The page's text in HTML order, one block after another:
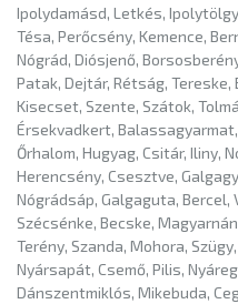
Ipolydamásd, Letkés,
Tésa, Perőcsény, Kemence,
Nógrád, Diósjenő,
Patak, Dejtár, Rétság, Tereske,
Kisecset, Szente, Szátok,
Érsekvadkert,
Őrhalom, Hugyag, Csitár, Iliny,
Herencsény, Csesztve,
Nógrádsáp, Galgaguta, Bercel,
Szécsénke, Becske,
Terény, Szanda, Mohora,
Nyársapát, Csemő, Pilis,
Dánszentmiklós, Mikebuda,